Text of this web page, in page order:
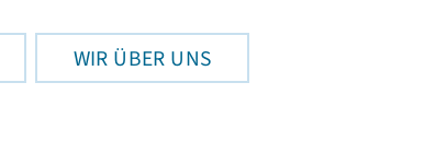
WIR ÜBER UNS